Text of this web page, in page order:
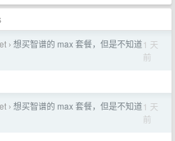
› 想买智谱的 max 套餐，但是不知道1 天
前
› 想买智谱的 max 套餐，但是不知道1 天
前